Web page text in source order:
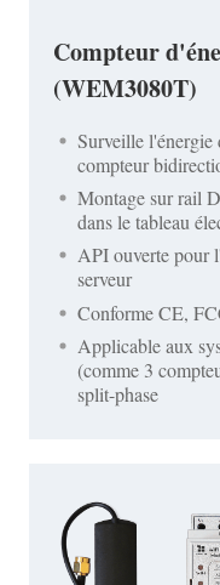
Compteur
(WEM3080T)
Surveille l'énergie
compteur
Montage sur rail
dans le tableau
API ouverte pour
serveur
Conforme CE,
Applicable aux
(comme 3
split-phase